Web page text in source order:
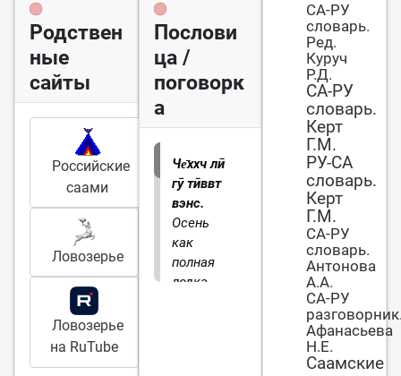
Родствен
ные
сайты
Российские
саами
Ловозерье
Ловозерье
на RuTube
Послови
ца /
поговорк
а
Че̄ххч лӣ
гӯ тӣввт
вэнс.
Осень
как
полная
лодка.
СА-РУ
словарь.
Ред.
Куруч
Р.Д.
СА-РУ
словарь.
Керт
Г.М.
РУ-СА
словарь.
Керт
Г.М.
СА-РУ
словарь.
Антонова
А.А.
СА-РУ
Афанасьева
Н.Е.
Саамские